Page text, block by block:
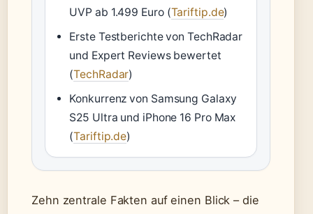
UVP ab 1.499 Euro (Tariftip.de)
Erste Testberichte von TechRadar
und Expert Reviews bewertet
(TechRadar)
Konkurrenz von Samsung Galaxy
S25 Ultra und iPhone 16 Pro Max
(Tariftip.de)
Zehn zentrale Fakten auf einen Blick – die